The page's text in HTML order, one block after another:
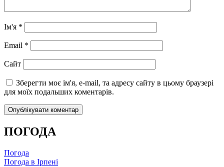
Ім'я *
Email *
Сайт
Зберегти моє ім'я, e-mail, та адресу сайту в цьому браузері
для моїх подальших коментарів.
ПОГОДА
Погода
Погода в Ірпені